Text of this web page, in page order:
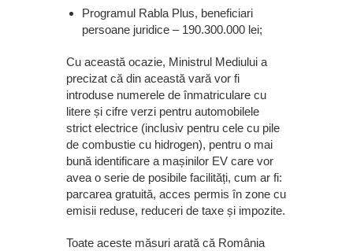
Programul Rabla Plus, beneficiari
persoane juridice – 190.300.000 lei;
Cu această ocazie, Ministrul Mediului a
precizat că din această vară vor fi
introduse numerele de înmatriculare cu
litere și cifre verzi pentru automobilele
strict electrice (inclusiv pentru cele cu pile
de combustie cu hidrogen), pentru o mai
bună identificare a mașinilor EV care vor
avea o serie de posibile facilități, cum ar fi:
parcarea gratuită, acces permis în zone cu
emisii reduse, reduceri de taxe și impozite.
Toate aceste măsuri arată că România